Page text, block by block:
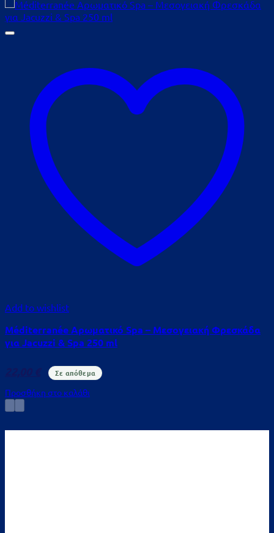
Add to wishlist
Méditerranée Αρωματικό Spa – Μεσογειακή Φρεσκάδα
για Jacuzzi & Spa 250 ml
Σε απόθεμα
Προσθήκη στο καλάθι